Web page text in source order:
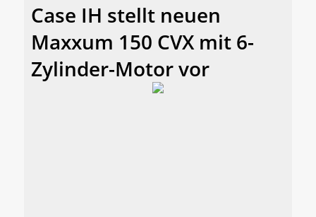
Case IH stellt neuen
Maxxum 150 CVX mit 6-
Zylinder-Motor vor